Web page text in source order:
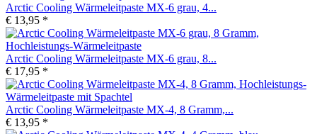
Arctic Cooling Wärmeleitpaste MX-6 grau, 4...
€ 13,95 *
Arctic Cooling Wärmeleitpaste MX-6 grau, 8...
€ 17,95 *
Arctic Cooling Wärmeleitpaste MX-4, 8 Gramm,...
€ 13,95 *